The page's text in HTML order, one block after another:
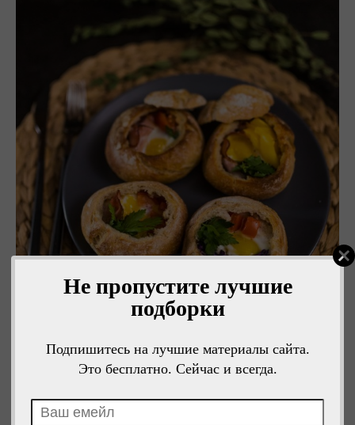
Не пропустите лучшие
подборки
Подпишитесь на лучшие материалы сайта.
Это бесплатно. Сейчас и всегда.